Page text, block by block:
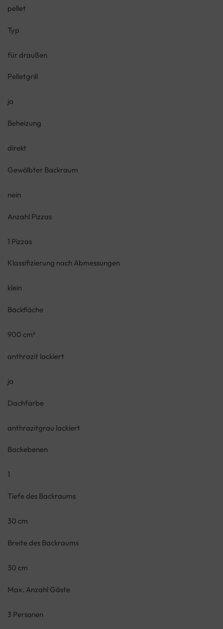
pellet
Typ
für draußen
Pelletgrill
ja
Beheizung
direkt
Gewölbter Backraum
nein
Anzahl Pizzas
1 Pizzas
Klassifizierung nach Abmessungen
klein
Backfläche
900 cm²
anthrazit lackiert
ja
Dachfarbe
anthrazitgrau lackiert
Backebenen
1
Tiefe des Backraums
30 cm
Breite des Backraums
30 cm
Max. Anzahl Gäste
3 Personen